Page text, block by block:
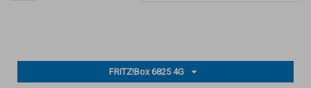
FRITZ!Box 6825 4G